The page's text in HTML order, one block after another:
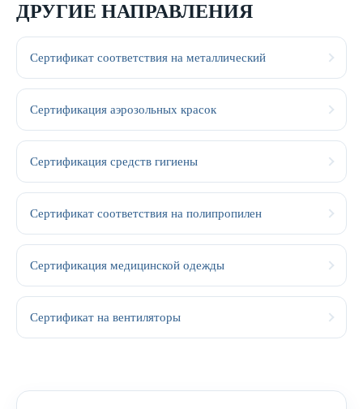
ДРУГИЕ НАПРАВЛЕНИЯ
Сертификат соответствия на металлический
Сертификация аэрозольных красок
Сертификация средств гигиены
Сертификат соответствия на полипропилен
Сертификация медицинской одежды
Сертификат на вентиляторы